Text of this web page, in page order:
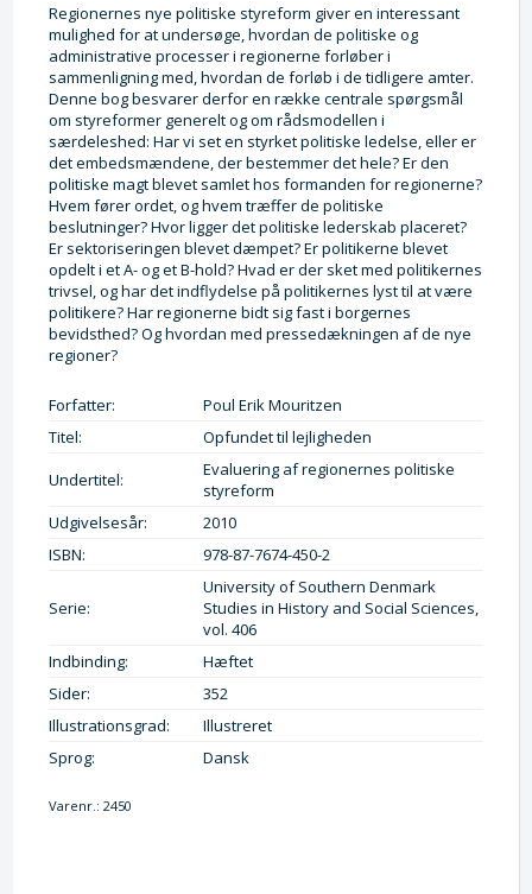
Regionernes nye politiske styreform giver en interessant
mulighed for at undersøge, hvordan de politiske og
administrative processer i regionerne forløber i
sammenligning med, hvordan de forløb i de tidligere amter.
Denne bog besvarer derfor en række centrale spørgsmål
om styreformer generelt og om rådsmodellen i
særdeleshed: Har vi set en styrket politiske ledelse, eller er
det embedsmændene, der bestemmer det hele? Er den
politiske magt blevet samlet hos formanden for regionerne?
Hvem fører ordet, og hvem træffer de politiske
beslutninger? Hvor ligger det politiske lederskab placeret?
Er sektoriseringen blevet dæmpet? Er politikerne blevet
opdelt i et A- og et B-hold? Hvad er der sket med politikernes
trivsel, og har det indflydelse på politikernes lyst til at være
politikere? Har regionerne bidt sig fast i borgernes
bevidsthed? Og hvordan med pressedækningen af de nye
regioner?
Forfatter:
Poul Erik Mouritzen
Titel:
Opfundet til lejligheden
Undertitel:
Evaluering af regionernes politiske
styreform
Udgivelsesår:
2010
ISBN:
978-87-7674-450-2
Serie:
University of Southern Denmark
Studies in History and Social Sciences,
vol. 406
Indbinding:
Hæftet
Sider:
352
Illustrationsgrad:
Illustreret
Sprog:
Dansk
Varenr.:2450